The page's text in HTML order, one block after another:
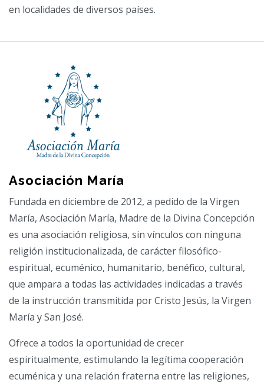
en localidades de diversos países.
Asociación María
Fundada en diciembre de 2012, a pedido de la Virgen
María, Asociación María, Madre de la Divina Concepción
es una asociación religiosa, sin vínculos con ninguna
religión institucionalizada, de carácter filosófico-
espiritual, ecuménico, humanitario, benéfico, cultural,
que ampara a todas las actividades indicadas a través
de la instrucción transmitida por Cristo Jesús, la Virgen
María y San José.
Ofrece a todos la oportunidad de crecer
espiritualmente, estimulando la legítima cooperación
ecuménica y una relación fraterna entre las religiones,